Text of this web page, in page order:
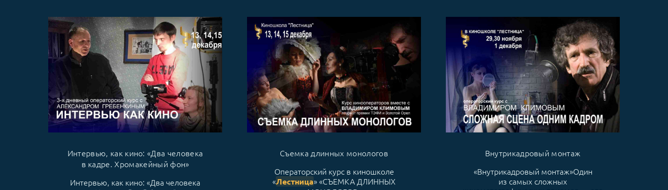
Интервью, как кино: «Два человека
в кадре. Хромакейный фон»
Интервью, как кино: «Два человека
Съемка длинных монологов
Операторский курс в киношколе
«Лестница» «СЪЕМКА ДЛИННЫХ
Внутрикадровый монтаж
«Внутрикадровый монтаж»Один
из самых сложных